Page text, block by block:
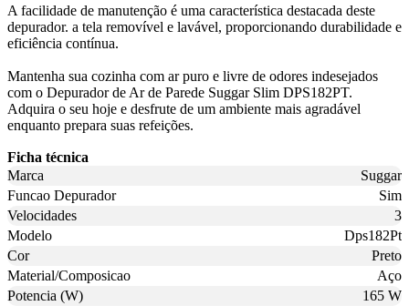
A facilidade de manutenção é uma característica destacada deste
depurador. a tela removível e lavável, proporcionando durabilidade e
eficiência contínua.
Mantenha sua cozinha com ar puro e livre de odores indesejados
com o Depurador de Ar de Parede Suggar Slim DPS182PT.
Adquira o seu hoje e desfrute de um ambiente mais agradável
enquanto prepara suas refeições.
Ficha técnica
Marca
Suggar
Funcao Depurador
Sim
Velocidades
3
Modelo
Dps182Pt
Cor
Preto
Material/Composicao
Aço
Potencia (W)
165 W